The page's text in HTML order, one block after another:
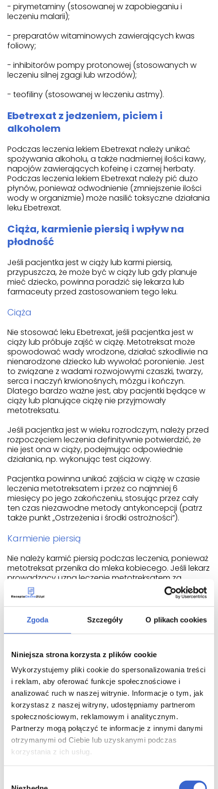
Zgoda Szczegóły O plikach cookies
Niniejsza strona korzysta z plików cookie
Wykorzystujemy pliki cookie do spersonalizowania treści
i reklam, aby oferować funkcje społecznościowe i
analizować ruch w naszej witrynie. Informacje o tym, jak
korzystasz z naszej witryny, udostępniamy partnerom
społecznościowym, reklamowym i analitycznym.
Partnerzy mogą połączyć te informacje z innymi danymi
otrzymanymi od Ciebie lub uzyskanymi podczas
korzystania z ich usług.
- pirymetaminy (stosowanej w zapobieganiu i
leczeniu malarii);
- preparatów witaminowych zawierających kwas
foliowy;
- inhibitorów pompy protonowej (stosowanych w
leczeniu silnej zgagi lub wrzodów);
- teofiliny (stosowanej w leczeniu astmy).
Ebetrexat z jedzeniem, piciem i
alkoholem
Podczas leczenia lekiem Ebetrexat należy unikać
spożywania alkoholu, a także nadmiernej ilości kawy,
napojów zawierających kofeinę i czarnej herbaty.
Podczas leczenia lekiem Ebetrexat należy pić dużo
płynów, ponieważ odwodnienie (zmniejszenie ilości
wody w organizmie) może nasilić toksyczne działania
leku Ebetrexat.
Ciąża, karmienie piersią i wpływ na
płodność
Jeśli pacjentka jest w ciąży lub karmi piersią,
przypuszcza, że może być w ciąży lub gdy planuje
mieć dziecko, powinna poradzić się lekarza lub
farmaceuty przed zastosowaniem tego leku.
Ciąża
Nie stosować leku Ebetrexat, jeśli pacjentka jest w
ciąży lub próbuje zajść w ciążę. Metotreksat może
spowodować wady wrodzone, działać szkodliwie na
nienarodzone dziecko lub wywołać poronienie. Jest
to związane z wadami rozwojowymi czaszki, twarzy,
serca i naczyń krwionośnych, mózgu i kończyn.
Dlatego bardzo ważne jest, aby pacjentki będące w
ciąży lub planujące ciążę nie przyjmowały
metotreksatu.
Jeśli pacjentka jest w wieku rozrodczym, należy przed
rozpoczęciem leczenia definitywnie potwierdzić, że
nie jest ona w ciąży, podejmując odpowiednie
działania, np. wykonując test ciążowy.
Pacjentka powinna unikać zajścia w ciążę w czasie
leczenia metotreksatem i przez co najmniej 6
miesięcy po jego zakończeniu, stosując przez cały
ten czas niezawodne metody antykoncepcji (patrz
także punkt „Ostrzeżenia i środki ostrożności”).
Karmienie piersią
Nie należy karmić piersią podczas leczenia, ponieważ
metotreksat przenika do mleka kobiecego. Jeśli lekarz
prowadzący uzna leczenie metotreksatem za
bezwzględnie konieczne w tym czasie, należy
przerwać karmienie piersią.
Płodność mężczyzn
Dostępne dowody nie wskazują na zwiększone
przez ojca metotreksatu w dawce poniżej 30
mg/tydzień. Nie można jednak całkowicie wykluczyć
ryzyka. Metotreksat może działać genotoksycznie.
Oznacza to, że lek może powodować mutacje
genetyczne. Metotreksat może mieć wpływ na
plemniki i wywoływać wady wrodzone. Dlatego
pacjent powinien unikać zapłodnienia partnerki i nie
może być dawcą nasienia w czasie przyjmowania
metotreksatu i przez co najmniej 3 miesiące po jego
zakończeniu.
4 NL/H/3843/001/IA/052
MTX PFS DCP 2007